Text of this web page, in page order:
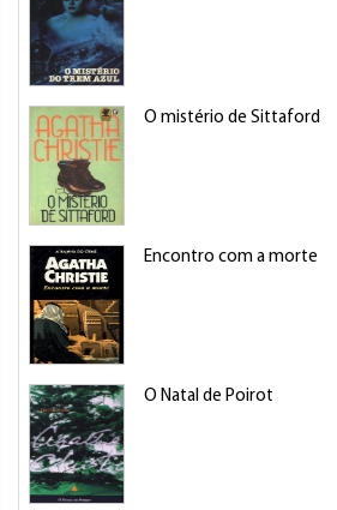
O mistério de Sittaford
Encontro com a morte
O Natal de Poirot